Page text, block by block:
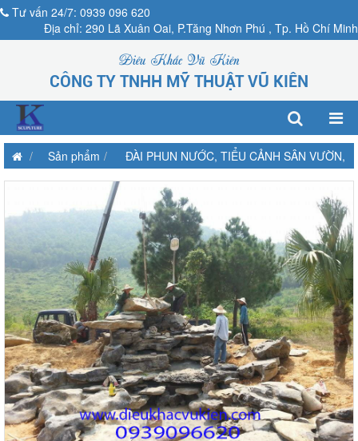
Tư vấn 24/7: 0939 096 620
Địa chỉ: 290 Lã Xuân Oai, P.Tăng Nhơn Phú , Tp. Hồ Chí Minh
Điêu Khắc Vũ Kiên
CÔNG TY TNHH MỸ THUẬT VŨ KIÊN
Sản phẩm ĐÀI PHUN NƯỚC, TIỂU CẢNH SÂN VƯỜN,